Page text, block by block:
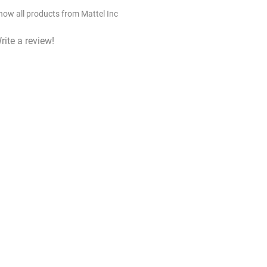
all products from Mattel Inc
a review!